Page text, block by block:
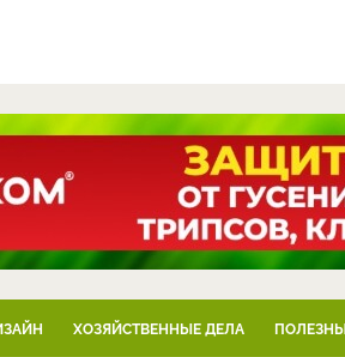
ХОЗЯЙСТВЕННЫЕ ДЕЛА